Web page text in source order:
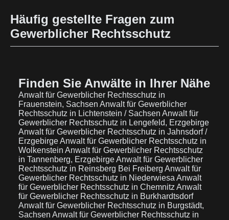
Häufig gestellte Fragen zum
Gewerblicher Rechtsschutz
Finden Sie Anwälte in Ihrer Nähe
Anwalt für Gewerblicher Rechtsschutz in
Frauenstein, Sachsen Anwalt für Gewerblicher
Rechtsschutz in Lichtenstein / Sachsen Anwalt für
Gewerblicher Rechtsschutz in Lengefeld, Erzgebirge
Anwalt für Gewerblicher Rechtsschutz in Jahnsdorf /
ErzgebirgeAnwalt für Gewerblicher Rechtsschutz in
Wolkenstein Anwalt für Gewerblicher Rechtsschutz
in Tannenberg, ErzgebirgeAnwalt für Gewerblicher
Rechtsschutz in Reinsberg Bei Freiberg Anwalt für
Gewerblicher Rechtsschutz in Niederwiesa Anwalt
für Gewerblicher Rechtsschutz in Chemnitz Anwalt
für Gewerblicher Rechtsschutz in Burkhardtsdorf
Anwalt für Gewerblicher Rechtsschutz in Burgstädt,
Sachsen Anwalt für Gewerblicher Rechtsschutz in